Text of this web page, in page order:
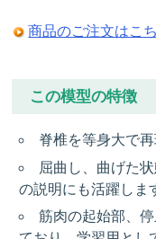
商品のご注文はこ
この模型の特徴
脊椎を等身大で
屈曲し、曲げた
の説明にも活躍しま
筋肉の起始部、